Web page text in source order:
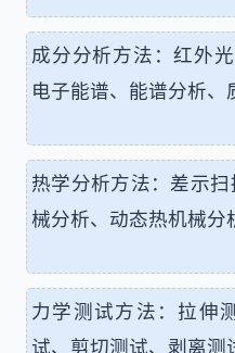
成分分析方法：红外
电子能谱、能谱分析、
热学分析方法：差示
械分析、动态热机械分
力学测试方法：拉伸
试、剪切测试、剥离测